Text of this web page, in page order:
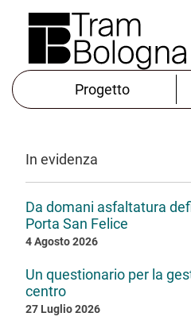
Progetto
In evidenza
Da domani asfaltatura
Porta San Felice
4 Agosto 2026
Un questionario per la
centro
27 Luglio 2026